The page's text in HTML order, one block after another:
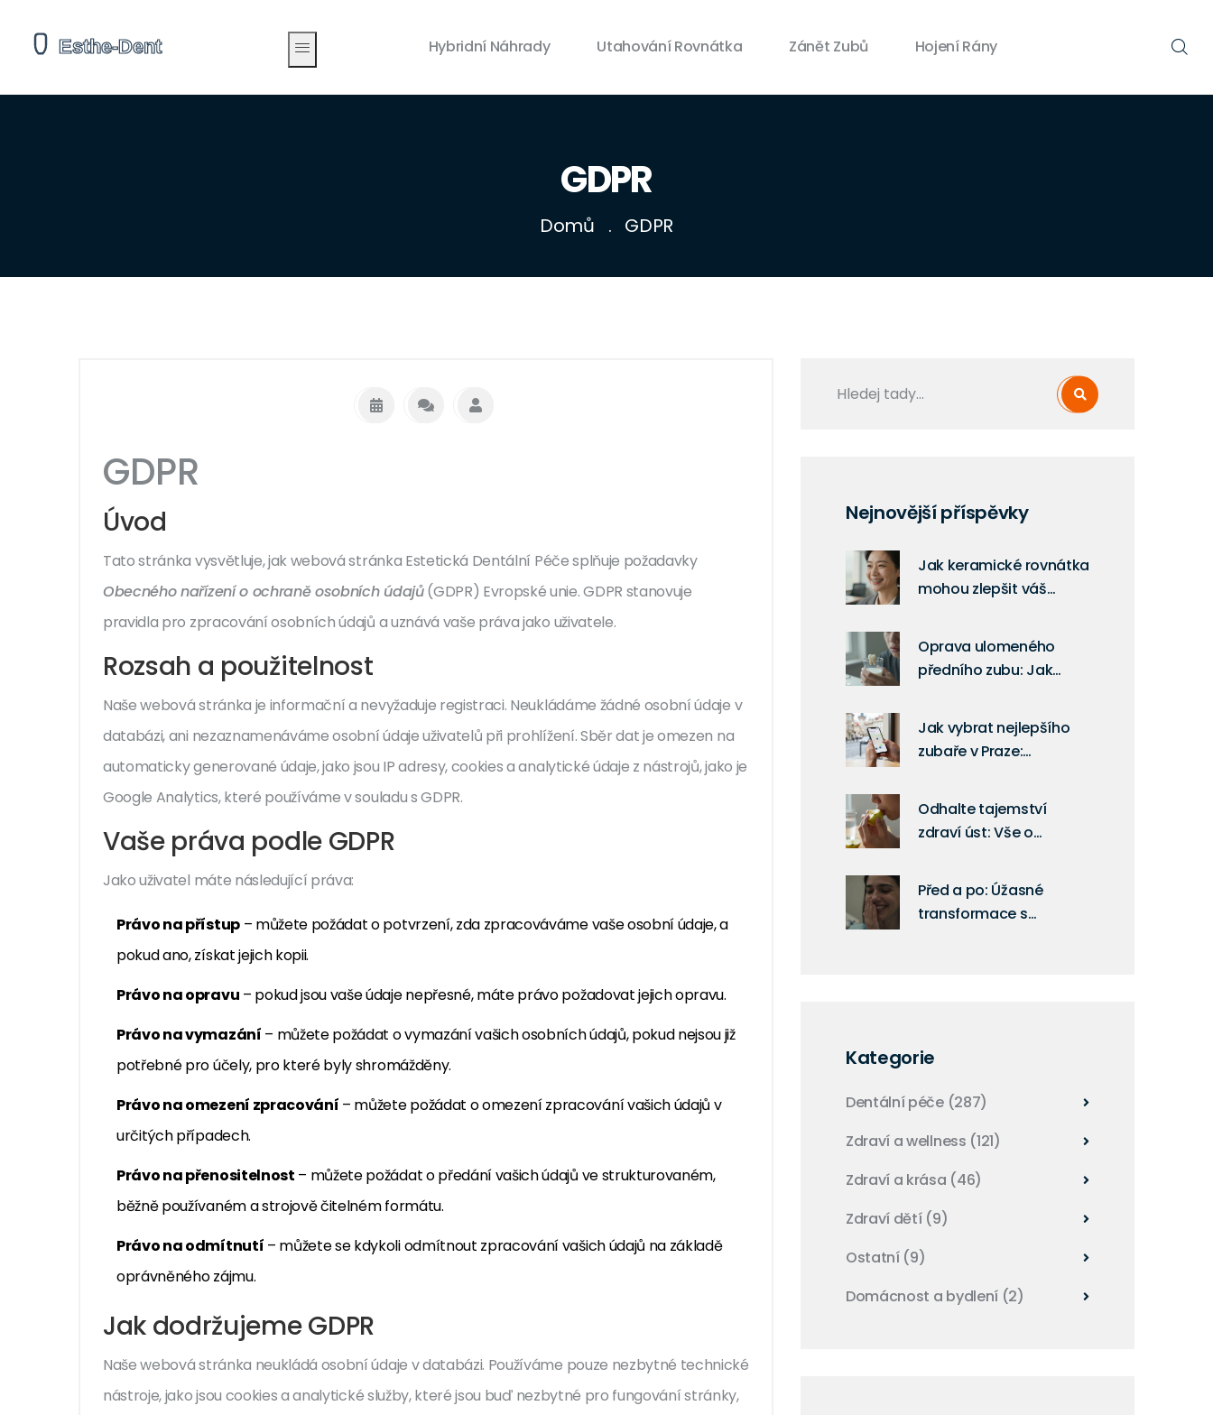
Hybridní Náhrady Utahování Rovnátka Zánět Zubů Hojení Rány
GDPR
Domů GDPR
GDPR
Úvod
Tato stránka vysvětluje, jak webová stránka Estetická Dentální Péče splňuje požadavky
Obecného nařízení o ochraně osobních údajů(GDPR) Evropské unie. GDPR stanovuje
pravidla pro zpracování osobních údajů a uznává vaše práva jako uživatele.
Rozsah a použitelnost
Naše webová stránka je informační a nevyžaduje registraci. Neukládáme žádné osobní údaje v
databázi, ani nezaznamenáváme osobní údaje uživatelů při prohlížení. Sběr dat je omezen na
automaticky generované údaje, jako jsou IP adresy, cookies a analytické údaje z nástrojů, jako je
Google Analytics, které používáme v souladu s GDPR.
Vaše práva podle GDPR
Jako uživatel máte následující práva:
Právo na přístup– můžete požádat o potvrzení, zda zpracováváme vaše osobní údaje, a
pokud ano, získat jejich kopii.
Právo na opravu – pokud jsou vaše údaje nepřesné, máte právo požadovat jejich opravu.
Právo na vymazání – můžete požádat o vymazání vašich osobních údajů, pokud nejsou již
potřebné pro účely, pro které byly shromážděny.
Právo na omezení zpracování – můžete požádat o omezení zpracování vašich údajů v
určitých případech.
Právo na přenositelnost – můžete požádat o předání vašich údajů ve strukturovaném,
běžně používaném a strojově čitelném formátu.
Právo na odmítnutí – můžete se kdykoli odmítnout zpracování vašich údajů na základě
oprávněného zájmu.
Jak dodržujeme GDPR
Naše webová stránka neukládá osobní údaje v databázi. Používáme pouze nezbytné technické
nástroje, jako jsou cookies a analytické služby, které jsou buď nezbytné pro fungování stránky,
Nejnovější příspěvky
Jak keramické rovnátka
mohou zlepšit váš
výběrem a výhodami
Oprava ulomeného
předního zubu: Jak
vyhnout se přeplacení
Jak vybrat nejlepšího
zubaře v Praze:
Odhalte tajemství
zdraví úst: Vše o
Před a po: Úžasné
transformace s
Kategorie
Dentální péče (287)
Zdraví a wellness (121)
Zdraví a krása (46)
Zdraví dětí (9)
Ostatní (9)
Domácnost a bydlení (2)